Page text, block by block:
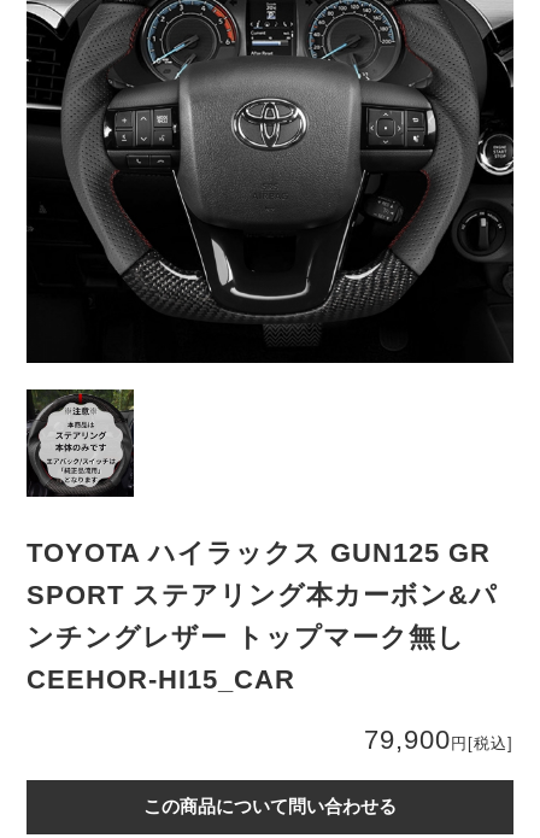
TOYOTA ハイラックス GUN125 GR
SPORT ステアリング本カーボン&パ
ンチングレザー トップマーク無し
CEEHOR-HI15_CAR
79,900 円 [税込]
この商品について問い合わせる